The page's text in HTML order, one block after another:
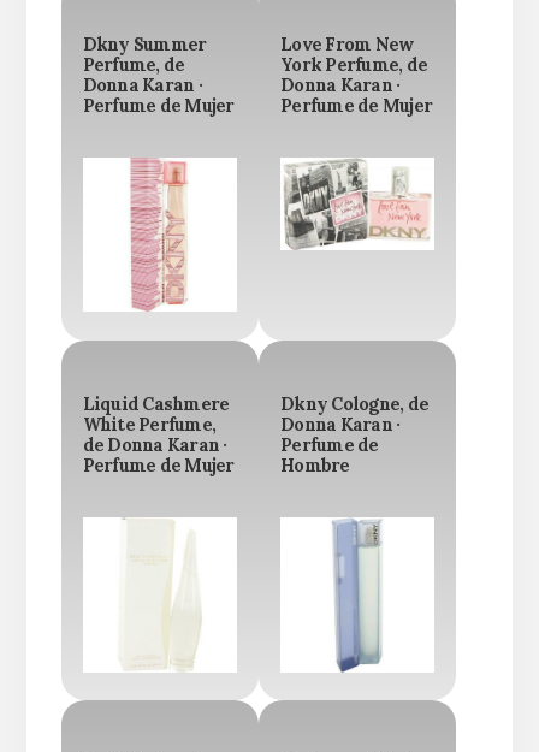
Dkny Summer
Perfume, de
Donna Karan ·
Perfume de Mujer
Love From New
York Perfume, de
Donna Karan ·
Perfume de Mujer
Liquid Cashmere
White Perfume,
de Donna Karan ·
Perfume de Mujer
Dkny Cologne, de
Donna Karan ·
Perfume de
Hombre